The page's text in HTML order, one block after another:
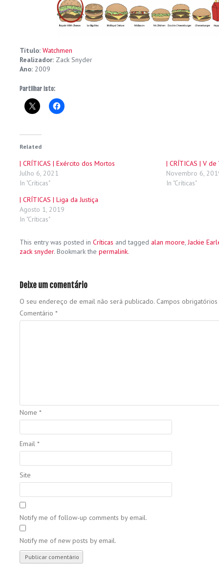
Título: Watchmen
Realizador: Zack Snyder
Ano: 2009
Partilhar isto:
Related
| CRÍTICAS | Exército dos Mortos
Julho 6, 2021
In "Críticas"
| CRÍTICAS | V de
Novembro 6,
In "Críticas"
| CRÍTICAS | Liga da Justiça
Agosto 1, 2019
In "Críticas"
This entry was posted in Críticas and tagged alan moore Jackie
zack snyder. Bookmark the permalink.
Deixe um comentário
O seu endereço de email não será publicado. Campos
Comentário *
Nome *
Email *
Site
Notify me of follow-up comments by email.
Notify me of new posts by email.